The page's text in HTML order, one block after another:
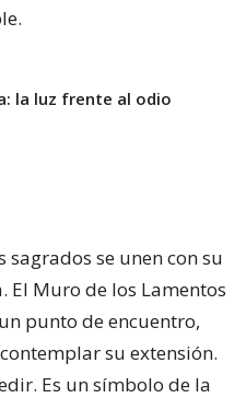
la luz frente al odio
se unen con su
Muro de los Lamentos
punto de encuentro,
su extensión.
Es un símbolo de la